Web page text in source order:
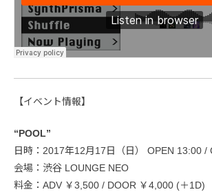
【イベント情報】
“POOL”
日時：2017年12月17日（日） OPEN 13:00 /
会場：渋谷 LOUNGE NEO
料金：ADV ￥3,500 / DOOR ￥4,000 (＋1D)